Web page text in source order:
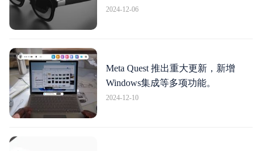
镜
2024-12-06
Meta Quest 推出重大更新，新增
Windows集成等多项功能。
2024-12-10